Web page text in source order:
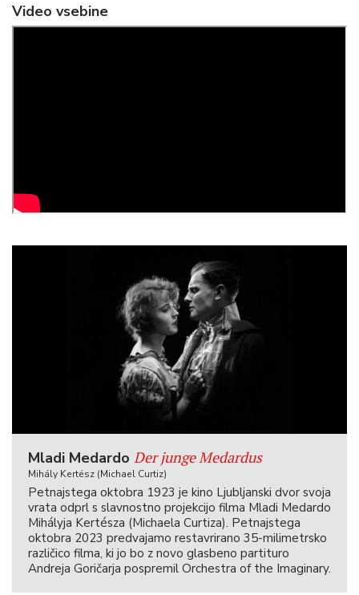
Video vsebine
Mladi Medardo Der junge Medardus
Mihály Kertész (Michael Curtiz)
Petnajstega oktobra 1923 je kino Ljubljanski dvor svoja
vrata odprl s slavnostno projekcijo filma Mladi Medardo
Mihályja Kertésza (Michaela Curtiza). Petnajstega
oktobra 2023 predvajamo restavrirano 35-milimetrsko
različico filma, ki jo bo z novo glasbeno partituro
Andreja Goričarja pospremil Orchestra of the Imaginary.